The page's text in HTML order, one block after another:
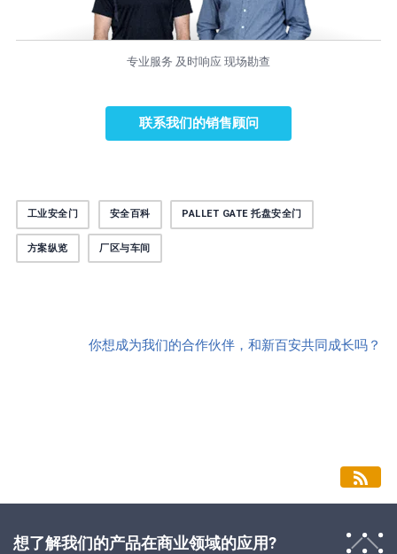
专业服务 及时响应 现场勘查
联系我们的销售顾问
工业安全门 安全百科 PALLET GATE 托盘安全门
方案纵览 厂区与车间
你想成为我们的合作伙伴，和新百安共同成长吗？
想了解我们的产品在商业领域的应用?